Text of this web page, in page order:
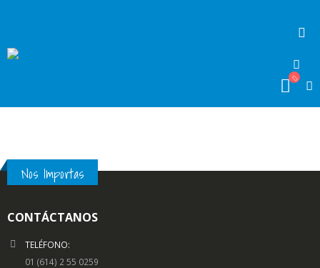
Nos Importas
CONTÁCTANOS
TELÉFONO:
01 (614) 2 55 0259